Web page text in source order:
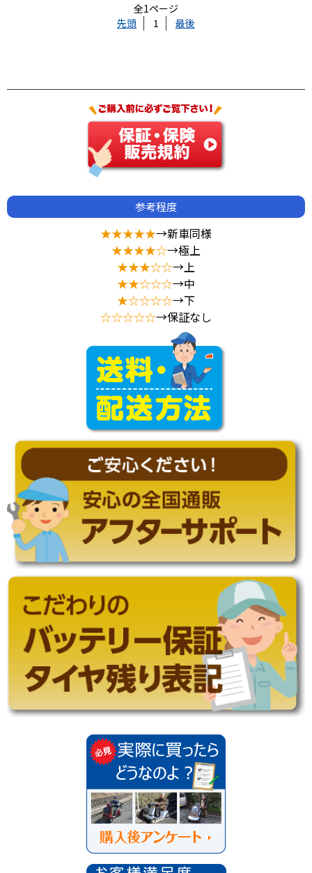
全1ページ
先頭
1 最後
参考程度
★★★★★→新車同様
★★★★☆→極上
★★★☆☆→上
★★☆☆☆→中
★☆☆☆☆→下
☆☆☆☆☆→保証なし